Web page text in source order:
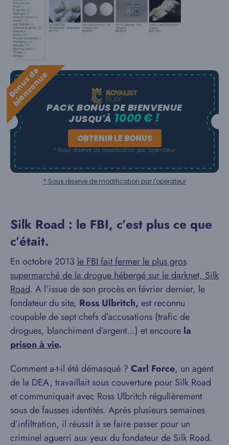
B
o
n
u
s
d
e
b
i
e
n
v
e
n
u
ePACK BONUS DE BIENVENUE
JUSQU'À 1000 € !
OBTENIR LE BONUS
* Sous réserve de modification par l'opérateur
* Sous réserve de modification par l'opérateur
Silk Road : le FBI, c’est plus ce que
c’était.
En octobre 2013 le FBI fait fermer le plus gros
supermarché de la drogue hébergé sur le darknet, Silk
Road. A l’issue de son procès en février dernier, le
fondateur du site, Ross Ulbritch, est reconnu
coupable de sept chefs d’accusations (trafic de
drogues, blanchiment d’argent…) et encoure la
prison à vie.
Comment a-t-il été démasqué ? Carl Force, un agent
de la DEA, travaillait sous couverture pour Silk Road
et communiquait avec Ross Ulbritch régulièrement
sous de fausses identités. Après plusieurs semaines
d’infiltration, il réussit à se faire passer pour un
criminel aguerri aux yeux du fondateur de Silk Road.